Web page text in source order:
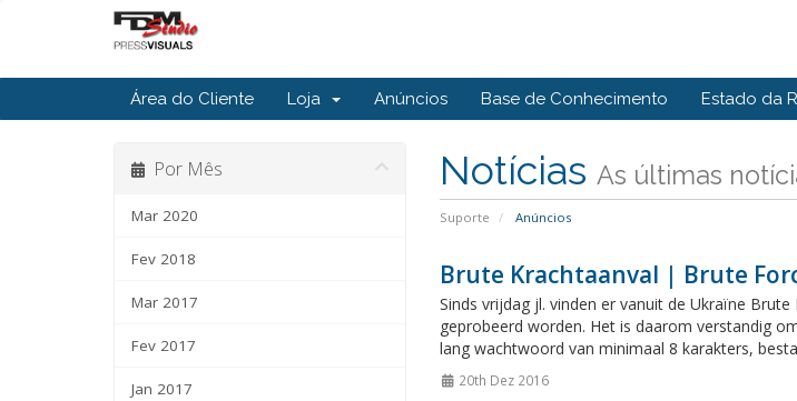
Área do Cliente Loja Anúncios Base de Conhecimento Estado da
Notícias As últimas
Suporte Anúncios
Por Mês
Mar 2020
Fev 2018
Mar 2017
Fev 2017
Jan 2017
Brute Krachtaanval | Brute
Sinds vrijdag jl. vinden er vanuit de Ukraïne
geprobeerd worden. Het is daarom verstandig
lang wachtwoord van minimaal 8 karakters,
20th Dez 2016